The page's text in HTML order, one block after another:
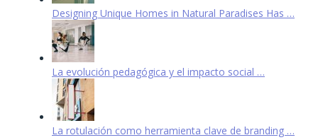
Designing Unique Homes in Natural Paradises Has …
La evolución pedagógica y el impacto social …
La rotulación como herramienta clave de branding …